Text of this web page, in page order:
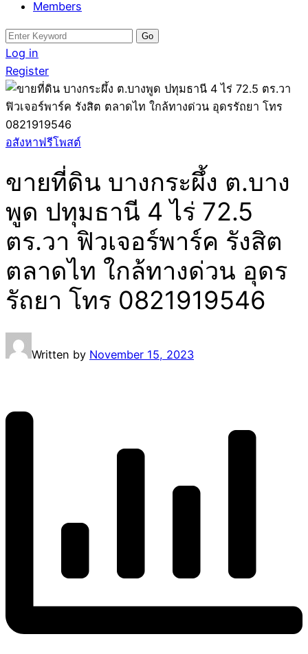
Members
Search
for:
Log in
Register
อสังหาฟรีโพสต์
ขายที่ดิน บางกระผึ้ง ต.บาง
พูด ปทุมธานี 4 ไร่ 72.5
ตร.วา ฟิวเจอร์พาร์ค รังสิต
ตลาดไท ใกล้ทางด่วน อุดร
รัถยา โทร 0821919546
Written by November 15, 2023